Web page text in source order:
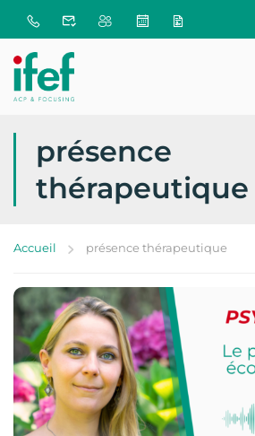
présence
thérapeutique
Accueil présence thérapeutique